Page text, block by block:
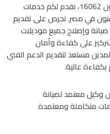
في مركز صيانة ميكروويف أريستون 16062، نقدم لكم خدمات
في مصر. نحرص على تقديم
وإصلاح جميع موديلات
على كفاءة وأمان
مستعد لتقديم الدعم الفني
عالية.
وكيل معتمد لصيانة
متكاملة ومعتمدة